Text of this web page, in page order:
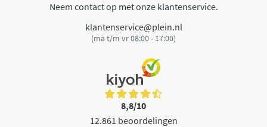
Neem contact op met onze klantenservice.
klantenservice@plein.nl
(ma t/m vr 08:00 - 17:00)
8,8/10
12.861 beoordelingen